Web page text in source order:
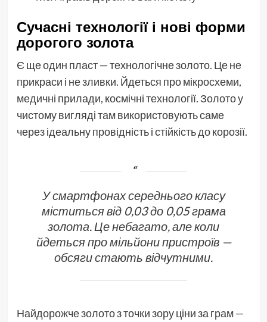
Сучасні технології і нові форми
дорогого золота
Є ще один пласт — технологічне золото. Це не
прикраси і не зливки. Йдеться про мікросхеми,
медичні прилади, космічні технології. Золото у
чистому вигляді там використовують саме
через ідеальну провідність і стійкість до корозії.
У смартфонах середнього класу
міститься від 0,03 до 0,05 грама
золота. Це небагато, але коли
йдеться про мільйони пристроїв —
обсяги стають відчутними.
Найдорожче золото з точки зору ціни за грам —